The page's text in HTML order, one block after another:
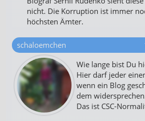
nicht. Die Korruption ist immer
höchsten Ämter.
schaloemchen
Wie lange bist Du
Hier darf jeder
wenn ein Blog
dem
Das ist CSC-